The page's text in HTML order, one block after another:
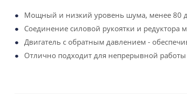
Мощный и низкий уровень шума, менее 80
Соединение силовой рукоятки и редуктора
Двигатель с обратным давлением -
Отлично подходит для непрерывной